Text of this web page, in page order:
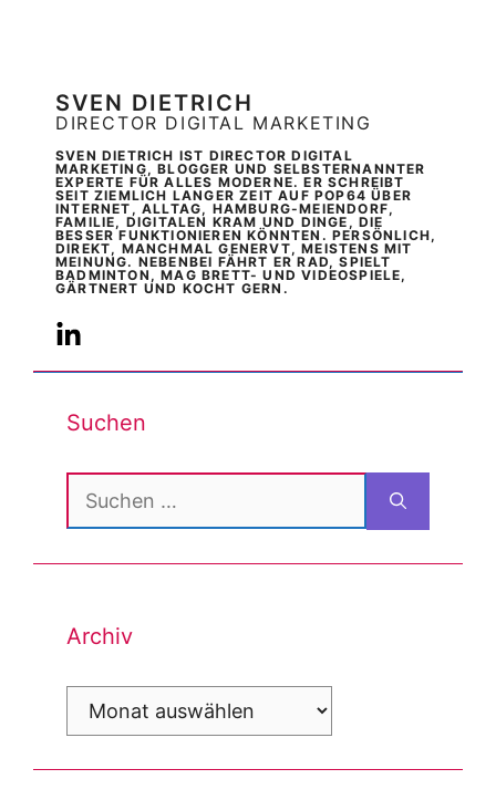
SVEN DIETRICH
DIRECTOR DIGITAL MARKETING
SVEN DIETRICH IST DIRECTOR DIGITAL
MARKETING, BLOGGER UND SELBSTERNANNTER
EXPERTE FÜR ALLES MODERNE. ER SCHREIBT
SEIT ZIEMLICH LANGER ZEIT AUF POP64 ÜBER
INTERNET, ALLTAG, HAMBURG-MEIENDORF,
FAMILIE, DIGITALEN KRAM UND DINGE, DIE
BESSER FUNKTIONIEREN KÖNNTEN. PERSÖNLICH,
DIREKT, MANCHMAL GENERVT, MEISTENS MIT
MEINUNG. NEBENBEI FÄHRT ER RAD, SPIELT
BADMINTON, MAG BRETT- UND VIDEOSPIELE,
GÄRTNERT UND KOCHT GERN.
Suchen
Suchen
nach:
Archiv
Archiv